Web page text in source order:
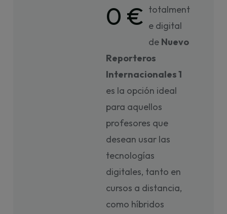
0 € totalment
e digital
de Nuevo
Reporteros
Internacionales 1
es la opción ideal
para aquellos
profesores que
desean usar las
tecnologías
digitales, tanto en
cursos a distancia,
como híbridos